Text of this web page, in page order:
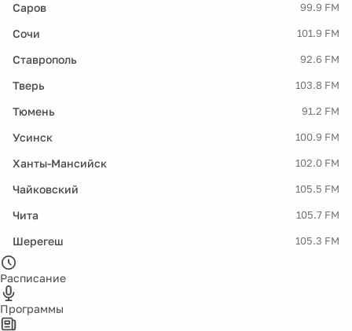
Саров 99.9 FM
Сочи 101.9 FM
Ставрополь 92.6 FM
Тверь 103.8 FM
Тюмень 91.2 FM
Усинск 100.9 FM
Ханты-Мансийск 102.0 FM
Чайковский 105.5 FM
Чита 105.7 FM
Шерегеш 105.3 FM
Расписание
Программы